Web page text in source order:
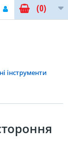
(0)
інструменти